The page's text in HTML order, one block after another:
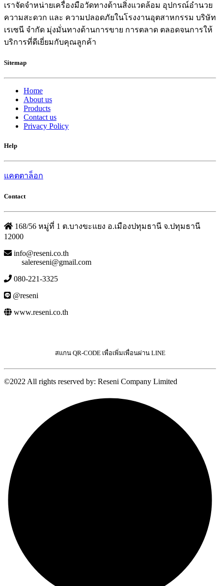
เราจัดจำหน่ายเครื่องมือวัดทางด้านสิ่งแวดล้อม อุปกรณ์อำนวย
ความสะดวก และ ความปลอดภัยในโรงงานอุตสาหกรรม บริษัท
เรเซนี จำกัด มุ่งมั่นทางด้านการขาย การตลาด ตลอดจนการให้
บริการที่ดีเยี่ยมกับคุณลูกค้า
Sitemap
Home
About us
Products
Contact us
Privacy Policy
Help
แคตตาล็อก
Contact
168/56 หมู่ที่ 1 ต.บางขะแยง อ.เมืองปทุมธานี จ.ปทุมธานี
12000
info@reseni.co.th
salereseni@gmail.com
080-221-3325
@reseni
www.reseni.co.th
สแกน QR-CODE เพื่อเพิ่มเพื่อนผ่าน LINE
©2022 All rights reserved by: Reseni Company Limited